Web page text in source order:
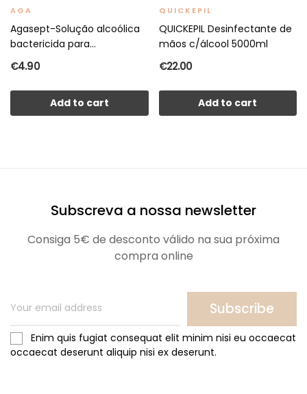
AGA
Agasept-Solução alcoólica
bactericida para...
€4.90
Add to cart
QUICKEPIL
QUICKEPIL Desinfectante de
mãos c/álcool 5000ml
€22.00
Add to cart
Subscreva a nossa newsletter
Consiga 5€ de desconto válido na sua próxima
compra online
Subscribe
Enim quis fugiat consequat elit minim nisi eu occaecat
occaecat deserunt aliquip nisi ex deserunt.